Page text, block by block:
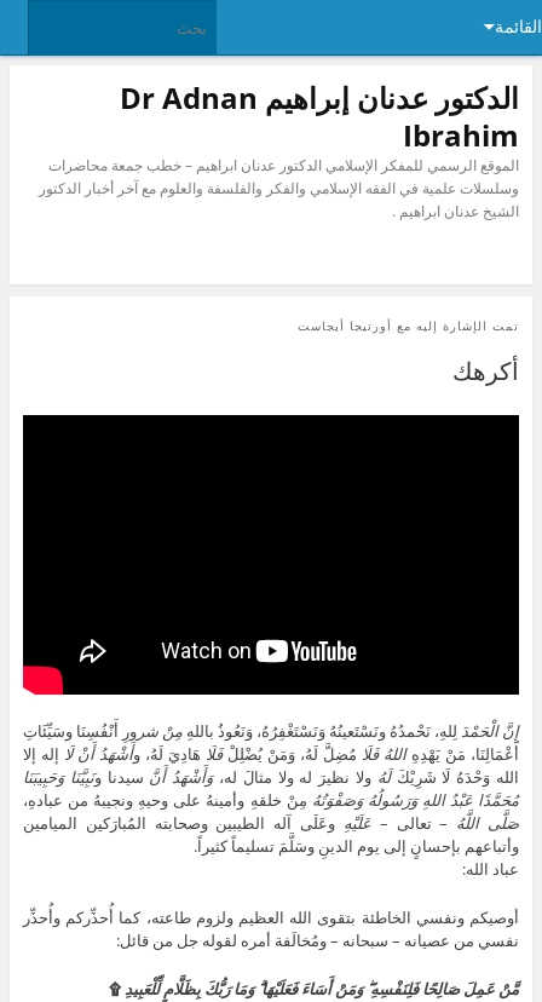
القائمة
الدكتور عدنان إبراهيم Dr Adnan
Ibrahim
الموقع الرسمي للمفكر الإسلامي الدكتور عدنان ابراهيم – خطب جمعة محاضرات
وسلسلات علمية في الفقه الإسلامي والفكر والفلسفة والعلوم مع آخر أخبار الدكتور
الشيخ عدنان ابراهيم .
تمت الإشارة إليه مع أورتيجا أيجاست
أكرهك
إِنَّ الْحَمْدَ لِلهِ، نَحْمدُهُ ونَسْتَعينُهُ وَنَسْتَغْفِرُهُ، وَنَعُوذُ باللهِ مِنْ شر ورِ أَنْفُسِنَا وسَيِّئَاتِ
أَعْمَالِنَا، مَنْ يَهْدِهِاللهُ فَلَا مُضِلَّ لَهُ، وَمَنْ يُضْلِلْفَلَا هَادِيَ لَهُ، وأَشْهَدُ أَنْ لَا إله إلا
الله وَحْدَهُ لَا شَرِيْكَلَهُ ولا نظيرَ له ولا مثالَ له،وَأَشْهَدُ أَنَّ سيدنا ونَبِيَّنَا وَحَبِيبَنَا
مُحَمَّدًا عَبْدُ اللهِ وَرَسُولُهُ وَصَفْوَتُهُ مِنْ خلقهِ وأمينهُ على وحيهِ ونجيبهُ من عبادهِ،
صَلَّى اللَّهُ – تعالى –عَلَيْهِ وعَلَى آله الطيبين وصحابته المُبارَكين الميامين
وأتباعهم بإحسانٍ إلى يوم الدينِ وسَلَّمَ تسليماً كثيراً.
عباد الله:
أوصيكم ونفسي الخاطئة بتقوى الله العظيم ولزوم طاعته، كما أُحذِّركم وأُحذِّر
نفسي من عصيانه – سبحانه – ومُخالَفة أمره لقوله جل من قائل:
مَّنْ عَمِلَ صَالِحًا فَلِنَفْسِهِ ۖ وَمَنْ أَسَاءَ فَعَلَيْهَا ۗ وَمَا رَبُّكَ بِظَلَّامٍ لِّلْعَبِيدِ۩